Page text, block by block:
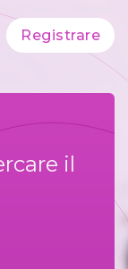
Registrare
il